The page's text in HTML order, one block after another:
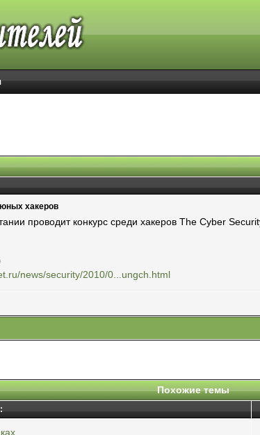
хакеров
проводит конкурс среди хакеров The Cyber
news/security/2010/0...ungch.html
Похожие темы